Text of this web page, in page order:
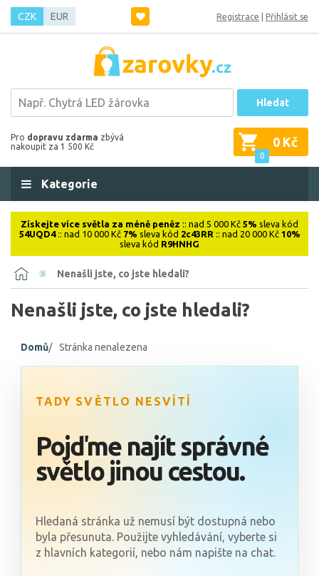
CZK EUR Registrace Přihlásit se
Hledat
Pro dopravu zdarma zbývá
nakoupit za 1 500 Kč
0
0 Kč
Kategorie
Získejte více světla za méně peněz :: nad 5 000 Kč 5% sleva kód
54UQD4:: nad 10 000 Kč 7% sleva kód 2c43RR :: nad 20 000 Kč 10%
sleva kód R9HNHG
Nenašli jste, co jste hledali?
Nenašli jste, co jste hledali?
Domů Stránka nenalezena
TADY SVĚTLO NESVÍTÍ
Pojďme najít správné
světlo jinou cestou.
Hledaná stránka už nemusí být dostupná nebo
byla přesunuta. Použijte vyhledávání, vyberte si
z hlavních kategorií, nebo nám napište na chat.